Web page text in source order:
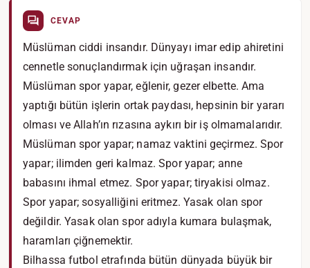
CEVAP
Müslüman ciddi insandır. Dünyayı imar edip ahiretini
cennetle sonuçlandırmak için uğraşan insandır.
Müslüman spor yapar, eğlenir, gezer elbette. Ama
yaptığı bütün işlerin ortak paydası, hepsinin bir yararı
olması ve Allah’ın rızasına aykırı bir iş olmamalarıdır.
Müslüman spor yapar; namaz vaktini geçirmez. Spor
yapar; ilimden geri kalmaz. Spor yapar; anne
babasını ihmal etmez. Spor yapar; tiryakisi olmaz.
Spor yapar; sosyalliğini eritmez. Yasak olan spor
değildir. Yasak olan spor adıyla kumara bulaşmak,
haramları çiğnemektir.
Bilhassa futbol etrafında bütün dünyada büyük bir